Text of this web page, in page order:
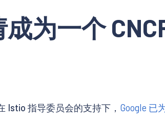
为一个
Istio 指导委员会的支持下， Google 已